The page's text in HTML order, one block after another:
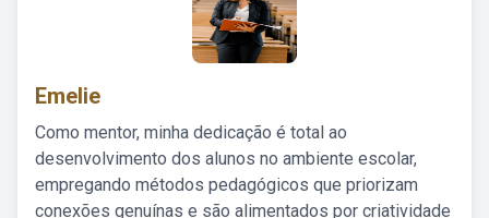
Emelie
Como mentor, minha dedicação é total ao
desenvolvimento dos alunos no ambiente escolar,
empregando métodos pedagógicos que priorizam
conexões genuínas e são alimentados por criatividade